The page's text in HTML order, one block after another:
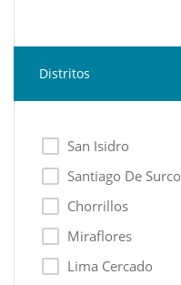
Distritos
San Isidro
Santiago De Surco
Chorrillos
Miraflores
Lima Cercado